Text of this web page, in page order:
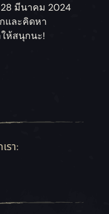
มีนาคม 2024
และคิดหา
ห้สนุกนะ!
รา: